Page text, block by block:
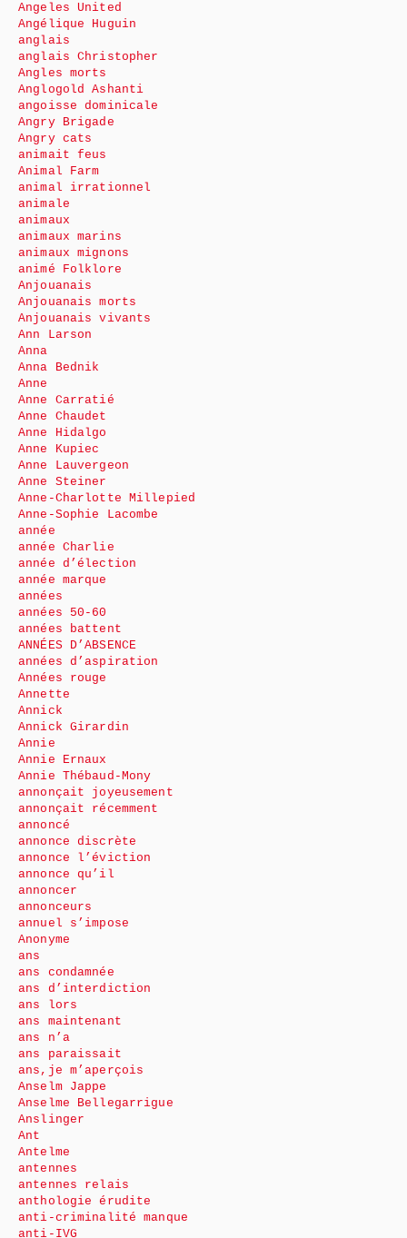
Angeles United
Angélique Huguin
anglais
anglais Christopher
Angles morts
Anglogold Ashanti
angoisse dominicale
Angry Brigade
Angry cats
animait feus
Animal Farm
animal irrationnel
animale
animaux
animaux marins
animaux mignons
animé Folklore
Anjouanais
Anjouanais morts
Anjouanais vivants
Ann Larson
Anna
Anna Bednik
Anne
Anne Carratié
Anne Chaudet
Anne Hidalgo
Anne Kupiec
Anne Lauvergeon
Anne Steiner
Anne-Charlotte Millepied
Anne-Sophie Lacombe
année
année Charlie
année d’élection
année marque
années
années 50-60
années battent
ANNÉES D’ABSENCE
années d’aspiration
Années rouge
Annette
Annick
Annick Girardin
Annie
Annie Ernaux
Annie Thébaud-Mony
annonçait joyeusement
annonçait récemment
annoncé
annonce discrète
annonce l’éviction
annonce qu’il
annoncer
annonceurs
annuel s’impose
Anonyme
ans
ans condamnée
ans d’interdiction
ans lors
ans maintenant
ans n’a
ans paraissait
ans,je m’aperçois
Anselm Jappe
Anselme Bellegarrigue
Anslinger
Ant
Antelme
antennes
antennes relais
anthologie érudite
anti-criminalité manque
anti-IVG